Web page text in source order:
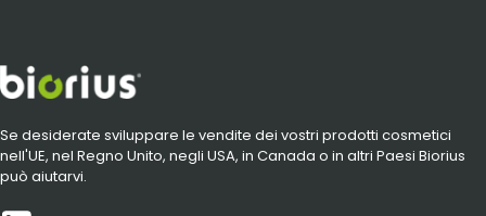
Se desiderate sviluppare le vendite dei vostri prodotti cosmetici
nell'UE, nel Regno Unito, negli USA, in Canada o in altri Paesi Biorius
può aiutarvi.